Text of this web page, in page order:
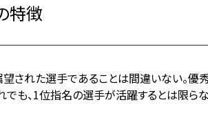
特徴
望された選手であることは間違いない。
も、1位指名の選手が活躍するとは限ら